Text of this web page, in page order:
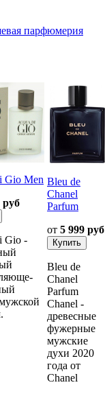
парфюмерия
Gio Men
руб
Gio -
Bleu de
Chanel
Parfum
от 5 999 руб
Bleu de
Chanel
Parfum
Chanel -
древесные
фужерные
мужские
духи 2020
года от
Chanel